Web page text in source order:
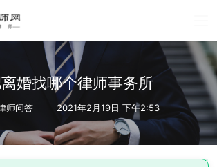
婚找哪个律师事务所
师问答 2021年2月19日 下午2:53